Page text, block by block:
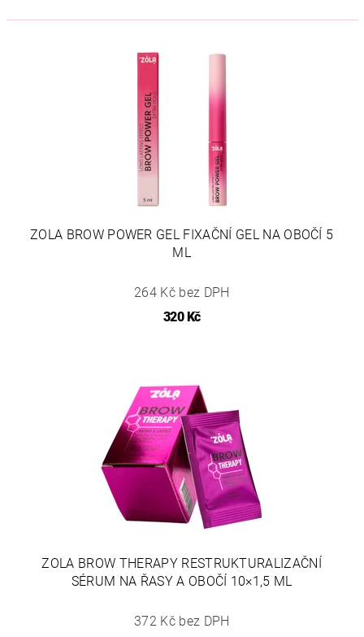
ZOLA BROW POWER GEL FIXAČNÍ GEL NA OBOČÍ 5
ML
264 Kč bez DPH
320 Kč
ZOLA BROW THERAPY RESTRUKTURALIZAČNÍ
SÉRUM NA ŘASY A OBOČÍ 10×1,5 ML
372 Kč bez DPH